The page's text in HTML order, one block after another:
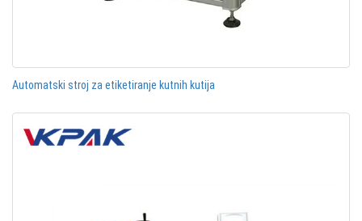
Automatski stroj za etiketiranje kutnih kutija